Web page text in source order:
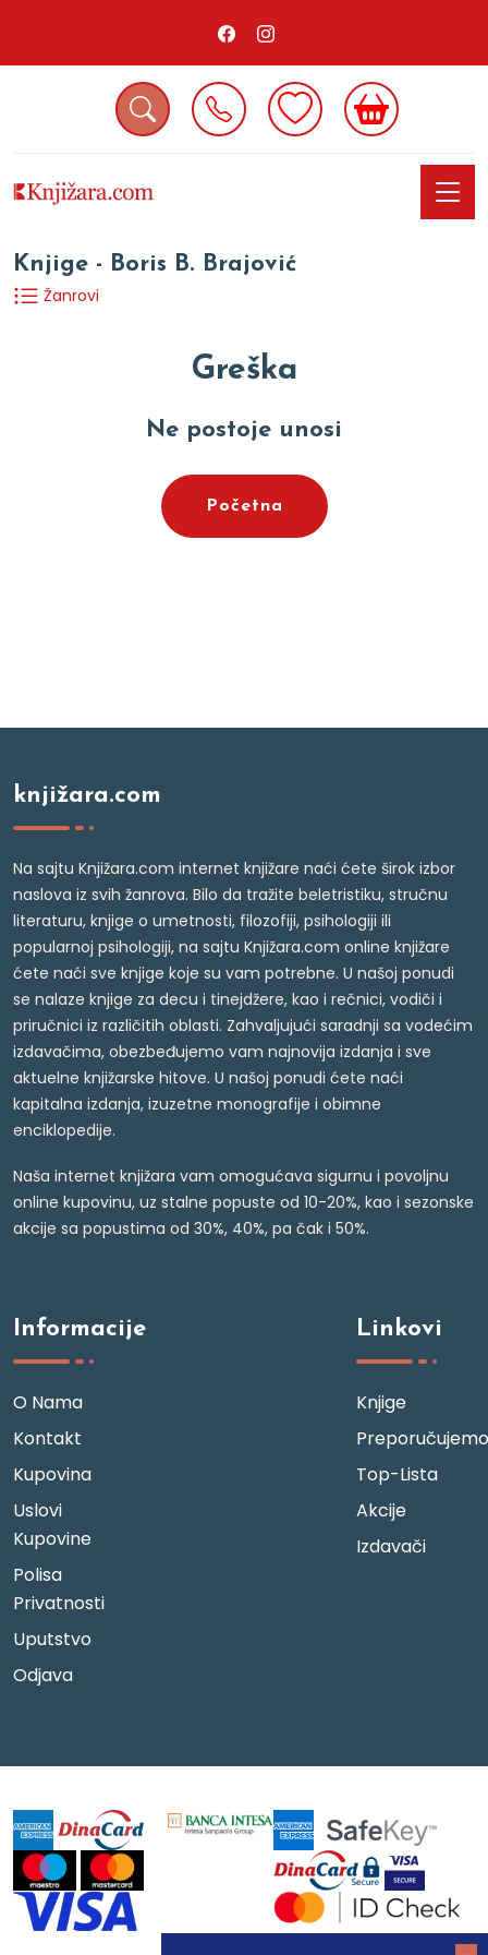
Knjige - Boris B. Brajović
Žanrovi
Greška
Ne postoje unosi
Početna
knjižara.com
Na sajtu Knjižara.com internet knjižare naći ćete širok izbor
naslova iz svih žanrova. Bilo da tražite beletristiku, stručnu
literaturu, knjige o umetnosti, filozofiji, psihologiji ili
popularnoj psihologiji, na sajtu Knjižara.com online knjižare
ćete naći sve knjige koje su vam potrebne. U našoj ponudi
se nalaze knjige za decu i tinejdžere, kao i rečnici, vodiči i
priručnici iz različitih oblasti. Zahvaljujući saradnji sa vodećim
izdavačima, obezbeđujemo vam najnovija izdanja i sve
aktuelne knjižarske hitove. U našoj ponudi ćete naći
kapitalna izdanja, izuzetne monografije i obimne
enciklopedije.
Naša internet knjižara vam omogućava sigurnu i povoljnu
online kupovinu, uz stalne popuste od 10-20%, kao i sezonske
akcije sa popustima od 30%, 40%, pa čak i 50%.
Informacije
O Nama
Kontakt
Kupovina
Uslovi
Kupovine
Polisa
Privatnosti
Uputstvo
Odjava
Linkovi
Knjige
Preporučujemo
Top-Lista
Akcije
Izdavači